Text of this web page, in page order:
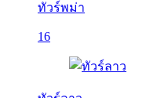
ทัวร์พม่า
16